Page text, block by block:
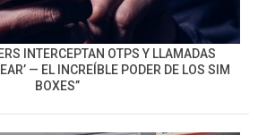
INTERCEPTAN OTPS Y LLAMADAS
— EL INCREÍBLE PODER DE LOS SIM
BOXES”